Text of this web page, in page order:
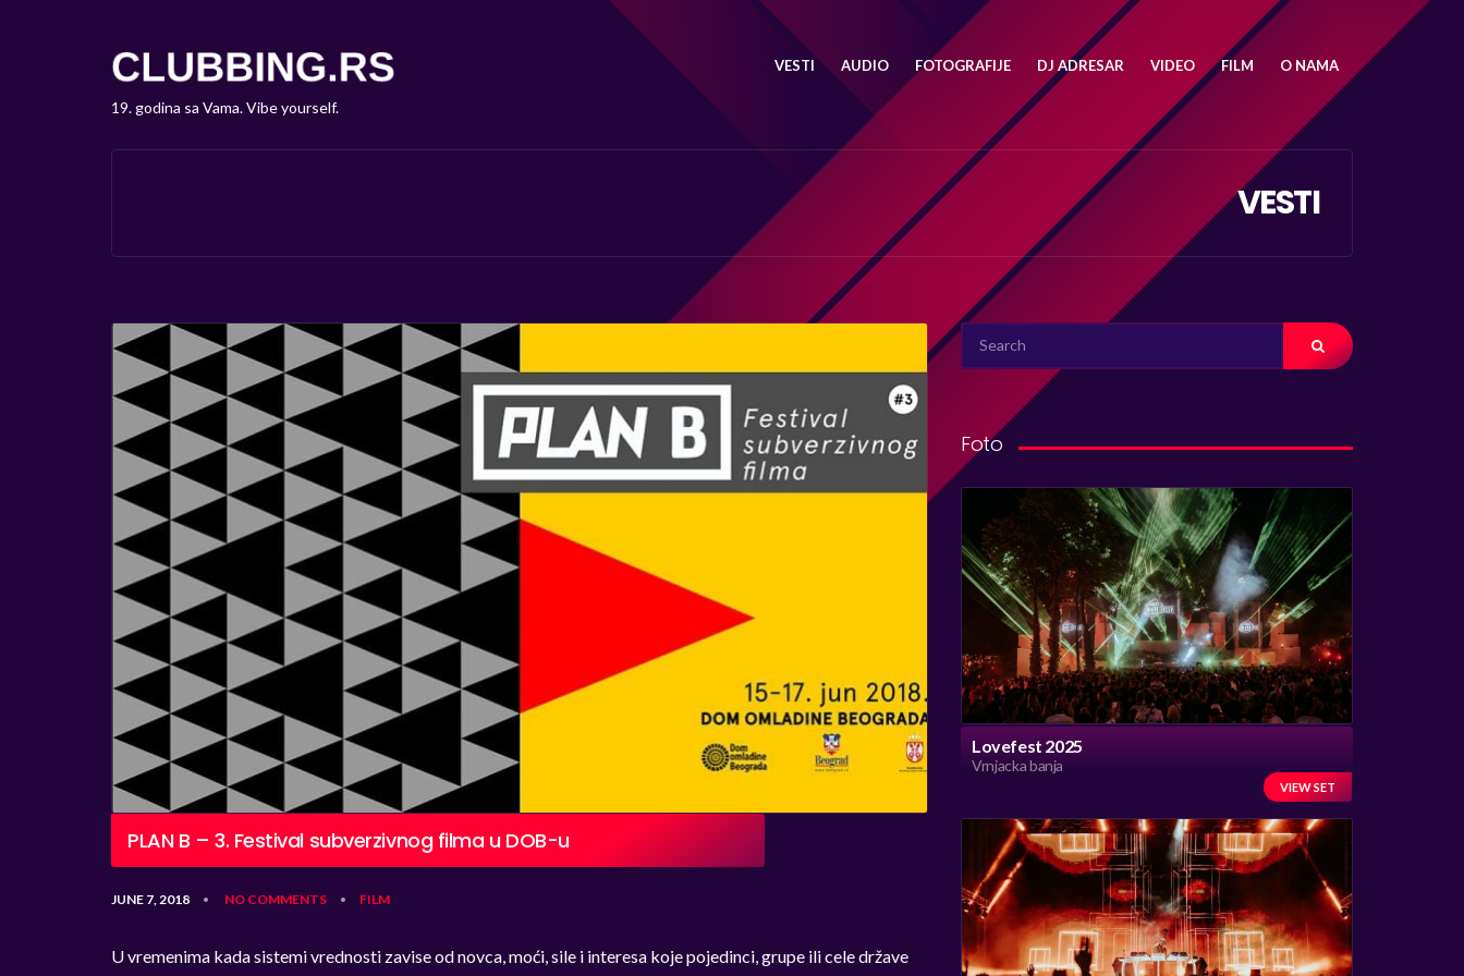
19. godina sa Vama. Vibe yourself.
VESTI AUDIO FOTOGRAFIJE DJ ADRESAR VIDEO FILM O NAMA
VESTI
PLAN B – 3. Festival subverzivnog filma u DOB-u
JUNE 7, 2018 • NO COMMENTS • FILM
U vremenima kada sistemi vrednosti zavise od novca, moći, sile i interesa koje pojedinci, grupe ili cele države
SEARCH
FOR:
Foto
Lovefest 2025
Vrnjacka banja
VIEW SET